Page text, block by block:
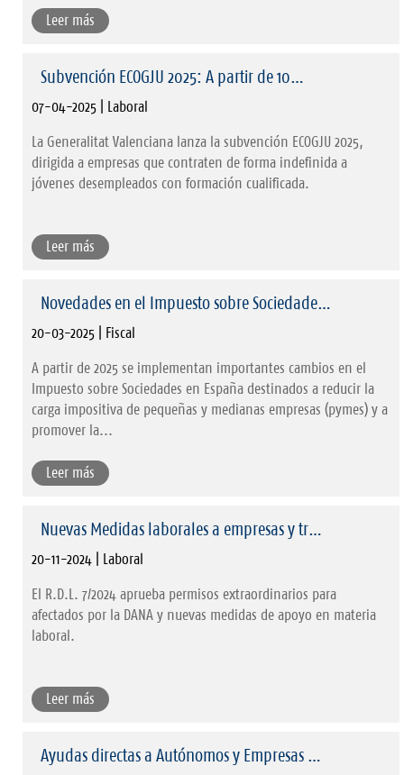
Leer más
Subvención ECOGJU 2025: A partir de 10…
07-04-2025 | Laboral
La Generalitat Valenciana lanza la subvención ECOGJU 2025,
dirigida a empresas que contraten de forma indefinida a
jóvenes desempleados con formación cualificada.
Leer más
Novedades en el Impuesto sobre Sociedade…
20-03-2025 | Fiscal
A partir de 2025 se implementan importantes cambios en el
Impuesto sobre Sociedades en España destinados a reducir la
carga impositiva de pequeñas y medianas empresas (pymes) y a
promover la...
Leer más
Nuevas Medidas laborales a empresas y tr…
20-11-2024 | Laboral
El R.D.L. 7/2024 aprueba permisos extraordinarios para
afectados por la DANA y nuevas medidas de apoyo en materia
laboral.
Leer más
Ayudas directas a Autónomos y Empresas …